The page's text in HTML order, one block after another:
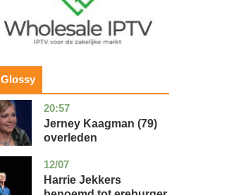
Glossy
20:57
noord-
holland
glossy
Jerney Kaagman (79)
overleden
12/07
zuid-
holland
glossy
Harrie Jekkers